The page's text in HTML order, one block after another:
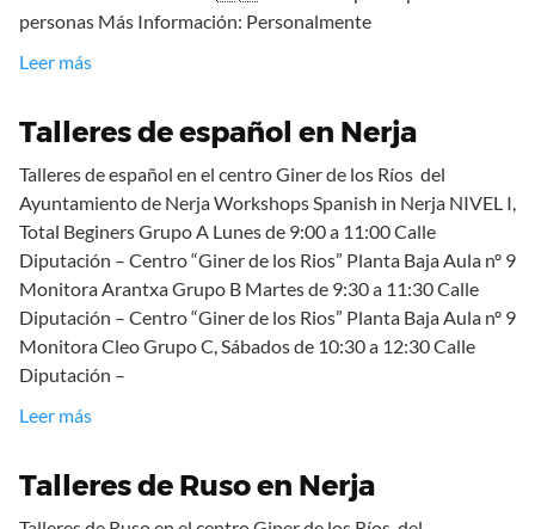
personas Más Información: Personalmente
Leer más
Talleres de español en Nerja
Talleres de español en el centro Giner de los Ríos del
Ayuntamiento de Nerja Workshops Spanish in Nerja NIVEL I,
Total Beginers Grupo A Lunes de 9:00 a 11:00 Calle
Diputación – Centro “Giner de los Rios” Planta Baja Aula nº 9
Monitora Arantxa Grupo B Martes de 9:30 a 11:30 Calle
Diputación – Centro “Giner de los Rios” Planta Baja Aula nº 9
Monitora Cleo Grupo C, Sábados de 10:30 a 12:30 Calle
Diputación –
Leer más
Talleres de Ruso en Nerja